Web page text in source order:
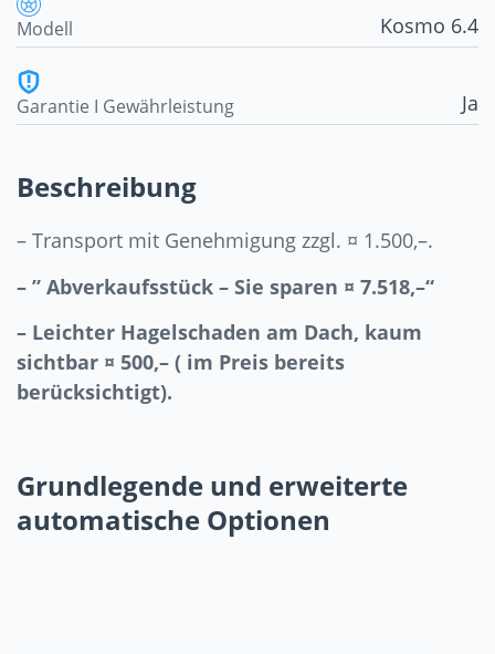
Modell Kosmo 6.4
Garantie I Gewährleistung Ja
Beschreibung
– Transport mit Genehmigung zzgl. ¤ 1.500,–.
– ” Abverkaufsstück – Sie sparen ¤ 7.518,–“
– Leichter Hagelschaden am Dach, kaum
sichtbar ¤ 500,– ( im Preis bereits
berücksichtigt).
Grundlegende und erweiterte
automatische Optionen